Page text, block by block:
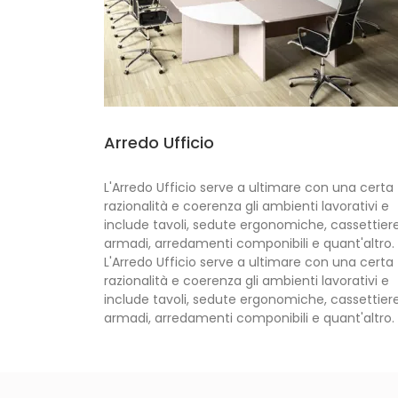
Arredo Ufficio
L'Arredo Ufficio serve a ultimare con una certa
razionalità e coerenza gli ambienti lavorativi e
include tavoli, sedute ergonomiche,
armadi, arredamenti componibili e quant'altro.
L'Arredo Ufficio serve a ultimare con una certa
razionalità e coerenza gli ambienti lavorativi e
include tavoli, sedute ergonomiche,
armadi, arredamenti componibili e quant'altro.